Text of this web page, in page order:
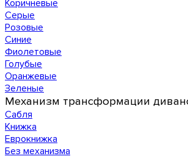
Коричневые
Серые
Розовые
Синие
Фиолетовые
Голубые
Оранжевые
Зеленые
Механизм трансформации
Сабля
Книжка
Еврокнижка
Без механизма